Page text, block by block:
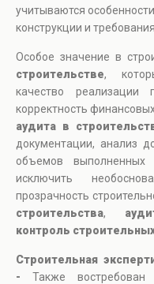
учитываются
конструкции и
Особое значение в
строительстве,
качество реализации
корректность
аудита в
документации, анализ
объемов выполненных
исключить
прозрачность
строительства,
контроль
Строительная
- Также востребован